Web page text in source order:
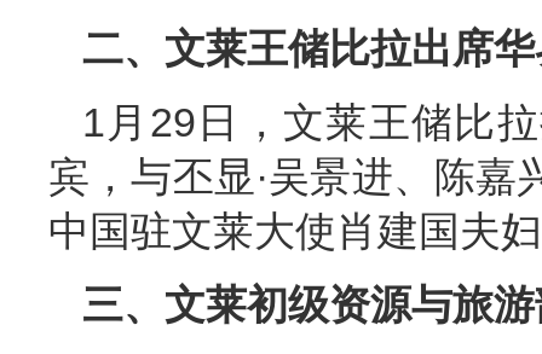
二、文莱王储比拉出席
1月29日，文莱王储比
宾，与丕显·吴景进、陈
中国驻文莱大使肖建国夫
三、文莱初级资源与旅